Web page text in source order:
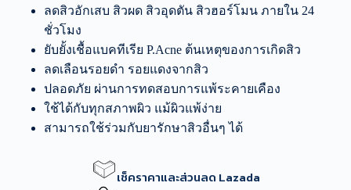
ลดสิวอักเสบ สิวผด สิวอุดตัน สิวฮอร์โมน ภายใน 24
ชั่วโมง
ยับยั้งเชื้อแบคทีเรีย P.Acne ต้นเหตุของการเกิดสิว
ลดเลือนรอยดำ รอยแดงจากสิว
ปลอดภัย ผ่านการทดสอบการแพ้ระคายเคือง
ใช้ได้กับทุกสภาพผิว แม้ผิวแพ้ง่าย
สามารถใช้ร่วมกับยารักษาสิวอื่นๆ ได้
เช็คราคาและส่วนลด Lazada